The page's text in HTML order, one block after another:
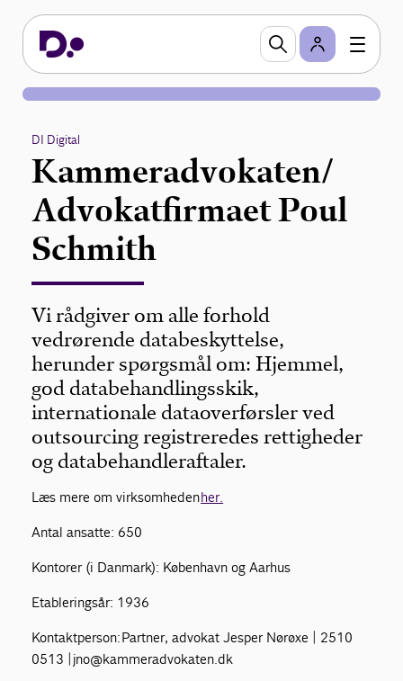
DI Digital
Kammeradvokaten/
Advokatfirmaet Poul
Schmith
Vi rådgiver om alle forhold
vedrørende databeskyttelse,
herunder spørgsmål om: Hjemmel,
god databehandlingsskik,
internationale dataoverførsler ved
outsourcing registreredes rettigheder
og databehandleraftaler.
Læs mere om virksomhedenher.
Antal ansatte: 650
Kontorer (i Danmark): København og Aarhus
Etableringsår: 1936
Kontaktperson: Partner, advokat Jesper Nørøxe | 2510
0513 | jno@kammeradvokaten.dk